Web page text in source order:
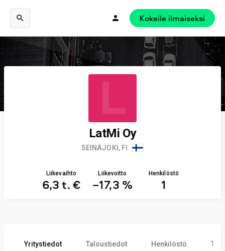
Kokeile ilmaiseksi
L
LatMi Oy
SEINÄJOKI, FI
Liikevaihto
6,3 t. €
Liikevoitto
−17,3 %
Henkilöstö
1
Yritystiedot Taloustiedot Henkilöstö